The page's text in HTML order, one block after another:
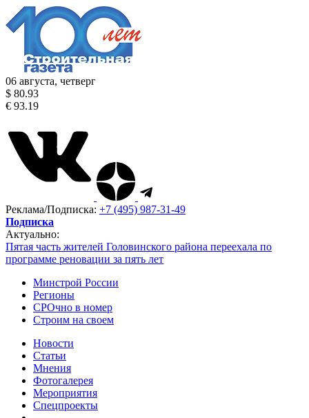
06 августа, четверг
$ 80.93
€ 93.19
Реклама/Подписка: +7 (495) 987-31-49
Подписка
Актуально:
Пятая часть жителей Головинского района переехала по
программе реновации за пять лет
Минстрой России
Регионы
СРОчно в номер
Строим на своем
Новости
Статьи
Мнения
Фотогалерея
Мероприятия
Спецпроекты